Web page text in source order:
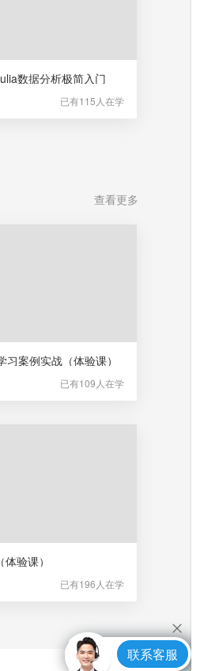
数据分析极简入门
已有115人在学
查看更多
习案例实战（体验课）
已有109人在学
验课）
已有196人在学
联系客服